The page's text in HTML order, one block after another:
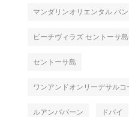
マンダリンオリエンタル バ
ビーチヴィラズ セントーサ
セントーサ島
ワンアンドオンリーデサルコ
ルアンパバーン ドバイ